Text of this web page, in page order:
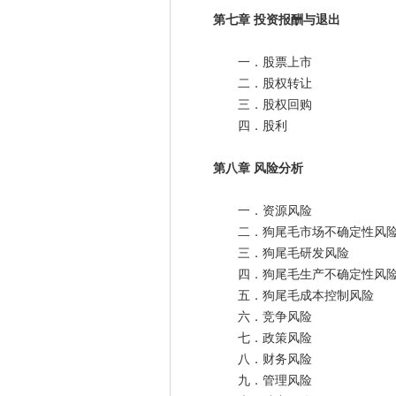
第七章 投资报酬与退出
一．股票上市
二．股权转让
三．股权回购
四．股利
第八章 风险分析
一．资源风险
二．狗尾毛市场不确定性风
三．狗尾毛研发风险
四．狗尾毛生产不确定性风
五．狗尾毛成本控制风险
六．竞争风险
七．政策风险
八．财务风险
九．管理风险